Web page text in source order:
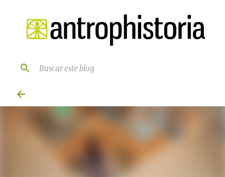
Ir al contenido principal